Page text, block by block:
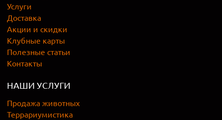
Услуги
Доставка
Акции и скидки
Клубные карты
Полезные статьи
Контакты
НАШИ УСЛУГИ
Продажа животных
Террариумистика